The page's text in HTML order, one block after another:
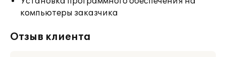
компьютеры заказчика
Отзыв клиента